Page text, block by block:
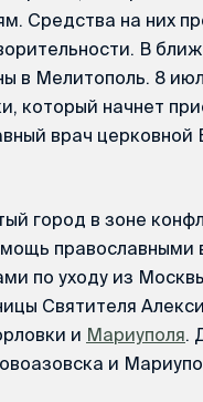
Средства на них
В
в Мелитополь. 8
который начнет
врач
город в зоне
православными
по уходу из
Святителя
и Мариуполя.
и